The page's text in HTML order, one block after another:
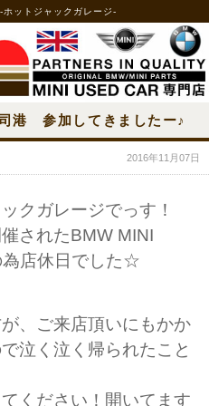
ットジャックガレージ-
港 参加してきましたー♪
2016年11月07日
クガレージでっす！
されたBMW MINI
為店休日でした☆
、ご来店頂いにもかか
泣く泣く帰られたこと
ください！開いてます